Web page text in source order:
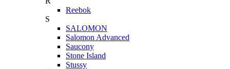
Reebok
S
SALOMON
Salomon Advanced
Saucony
Stone Island
Stussy